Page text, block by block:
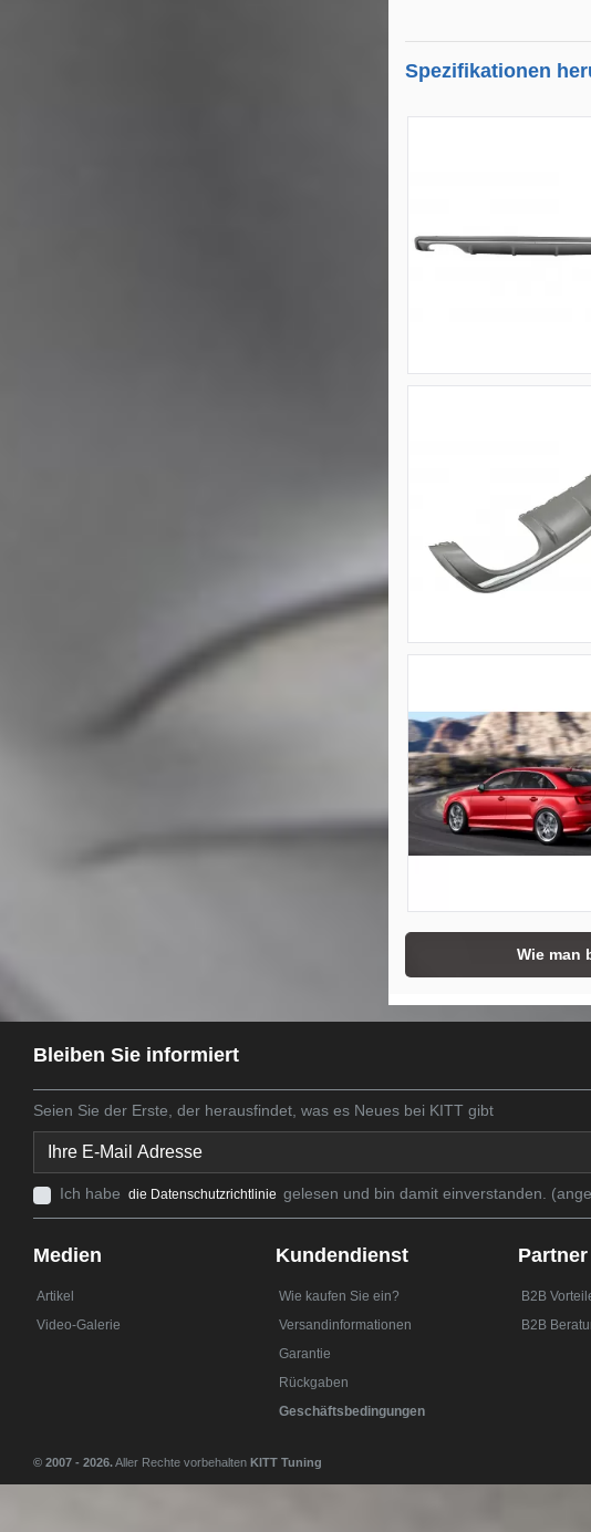
Spezifikationen
Wie man
Bleiben Sie informiert
Seien Sie der Erste, der herausfindet, was es Neues bei KITT gibt
Ich habe die Datenschutzrichtlinie gelesen und bin damit einverstanden.
Medien
Artikel
Video-Galerie
Kundendienst
Wie kaufen Sie ein?
Versandinformationen
Garantie
Rückgaben
Geschäftsbedingungen
B2B
B2B
© 2007 - 2026.Aller Rechte vorbehalten KITT Tuning